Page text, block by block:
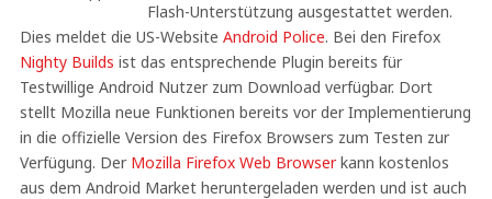
Flash-Unterstützung ausgestattet werden.
Dies meldet die US-Website Android Police. Bei den Firefox
Nighty Builds ist das entsprechende Plugin bereits für
Testwillige Android Nutzer zum Download verfügbar. Dort
stellt Mozilla neue Funktionen bereits vor der Implementierung
in die offizielle Version des Firefox Browsers zum Testen zur
Verfügung. Der Mozilla Firefox Web Browserkann kostenlos
aus dem Android Market heruntergeladen werden und ist auch